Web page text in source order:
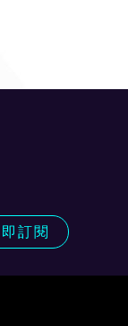
訂閱